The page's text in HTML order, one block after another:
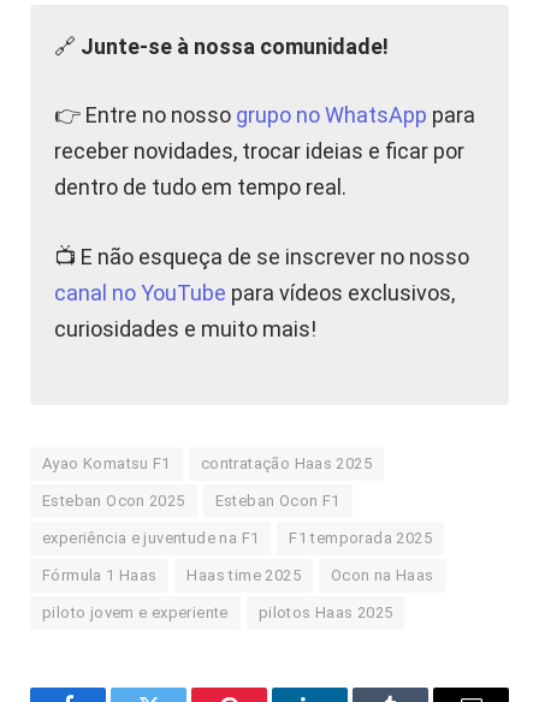
🔗 Junte-se à nossa comunidade!
👉 Entre no nosso grupo no WhatsApp para
receber novidades, trocar ideias e ficar por
dentro de tudo em tempo real.
📺 E não esqueça de se inscrever no nosso
canal no YouTube para vídeos exclusivos,
curiosidades e muito mais!
Ayao Komatsu F1 contratação Haas 2025
Esteban Ocon 2025 Esteban Ocon F1
experiência e juventude na F1 F1 temporada 2025
Fórmula 1 Haas Haas time 2025 Ocon na Haas
piloto jovem e experiente pilotos Haas 2025